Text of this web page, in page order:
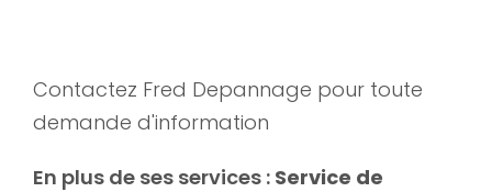
Contactez Fred Depannage pour toute
demande d'information
En plus de ses services : Service de